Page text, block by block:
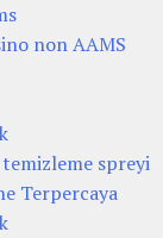
non AAMS
spreyi
Terpercaya